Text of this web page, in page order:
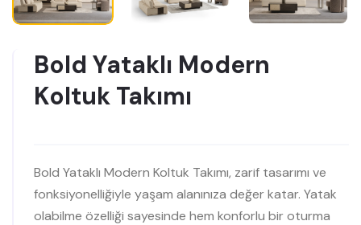
Bold Yataklı Modern
Koltuk Takımı
Bold Yataklı Modern Koltuk Takımı, zarif tasarımı ve
fonksiyonelliğiyle yaşam alanınıza değer katar. Yatak
olabilme özelliği sayesinde hem konforlu bir oturma